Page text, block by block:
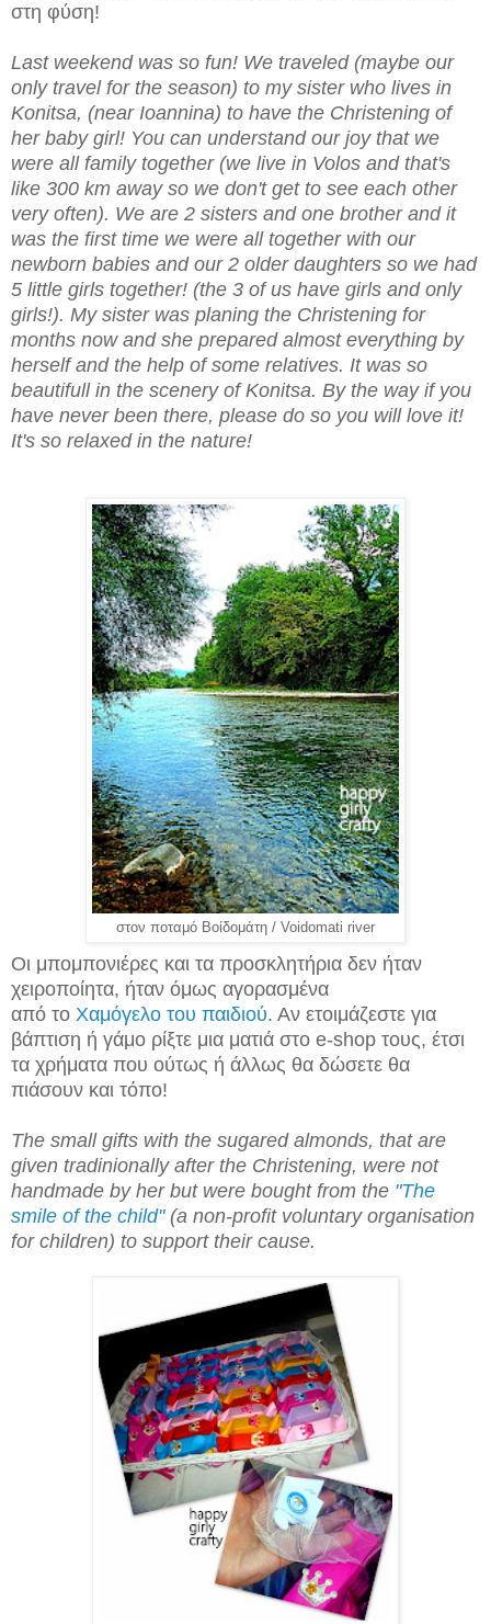
στη φύση!
Last weekend was so fun! We traveled (maybe our
only travel for the season) to my sister who lives in
Konitsa, (near Ioannina) to have the Christening of
her baby girl! You can understand our joy that we
were all family together (we live in Volos and that's
like 300 km away so we don't get to see each other
very often). We are 2 sisters and one brother and it
was the first time we were all together with our
newborn babies and our 2 older daughters so we had
5 little girls together! (the 3 of us have girls and only
girls!). My sister was planing the Christening for
months now and she prepared almost everything by
herself and the help of some relatives. It was so
beautifull in the scenery of Konitsa. By the way if you
have never been there, please do so you will love it!
It's so relaxed in the nature!
στον ποταμό Βοίδομάτη / Voidomati river
Οι μπομπονιέρες και τα προσκλητήρια δεν ήταν
χειροποίητα, ήταν όμως αγορασμένα
από το Χαμόγελο του παιδιού. Αν ετοιμάζεστε για
βάπτιση ή γάμο ρίξτε μια ματιά στο e-shop τους, έτσι
τα χρήματα που ούτως ή άλλως θα δώσετε θα
πιάσουν και τόπο!
The small gifts with the sugared almonds, that are
given tradinionally after the Christening, were not
handmade by her but were bought from the "The
smile of the child"(a non-profit voluntary organisation
for children) to support their cause.